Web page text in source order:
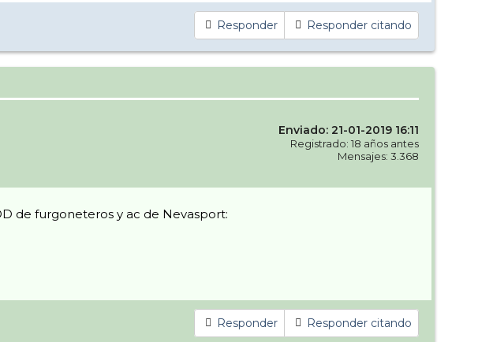
Responder Responder citando
Enviado: 21-01-2019 16:11
Registrado: 18 años antes
Mensajes: 3.368
de furgoneteros y ac de Nevasport:
Responder Responder citando